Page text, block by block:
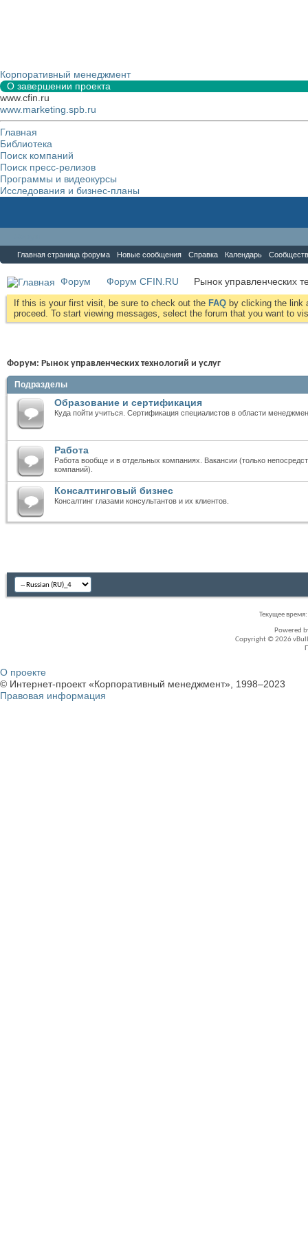
Корпоративный менеджмент
О завершении проекта
www.cfin.ru
www.marketing.spb.ru
Главная
Библиотека
Поиск компаний
Поиск пресс-релизов
Программы и видеокурсы
Исследования и бизнес-планы
Главная страница форума Новые сообщения Справка Календарь
Форум Форум CFIN.RU Рынок управленческих
If this is your first visit, be sure to check out the FAQ by clicking the link
proceed. To start viewing messages, select the forum that you want to
Форум: Рынок управленческих технологий и услуг
Подразделы
Образование и сертификация
Куда пойти учиться. Сертификация специалистов в области
Работа
Работа вообще и в отдельных компаниях. Вакансии (только
компаний).
Консалтинговый бизнес
Консалтинг глазами консультантов и их клиентов.
Текущее время:
Powered
Copyright © 2026
О проекте
© Интернет-проект «Корпоративный менеджмент», 1998–2023
Правовая информация